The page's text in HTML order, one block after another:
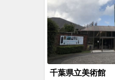
千葉県立美術館